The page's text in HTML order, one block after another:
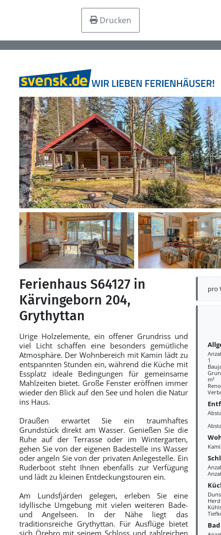
Drucken
pro
1
m²
Herd
Bad
Ferienhaus S64127 in
Kärvingeborn 204,
Grythyttan
Urige Holzelemente, ein offener Grundriss und
viel Licht schaffen eine besonders gemütliche
Atmosphäre. Der Wohnbereich mit Kamin lädt zu
entspannten Stunden ein, während die Küche mit
Essplatz ideale Bedingungen für gemeinsame
Mahlzeiten bietet. Große Fenster eröffnen immer
wieder den Blick auf den See und holen die Natur
ins Haus.
Draußen erwartet Sie ein traumhaftes
Grundstück direkt am Wasser. Genießen Sie die
Ruhe auf der Terrasse oder im Wintergarten,
gehen Sie von der eigenen Badestelle ins Wasser
oder angeln Sie von der privaten Anlegestelle. Ein
Ruderboot steht Ihnen ebenfalls zur Verfügung
und lädt zu kleinen Entdeckungstouren ein.
Am Lundsfjärden gelegen, erleben Sie eine
idyllische Umgebung mit vielen weiteren Bade-
und Angelseen. In der Nähe liegt das
traditionsreiche Grythyttan. Für Ausflüge bietet
sich Örebro mit seinem Schloss und zahlreichen